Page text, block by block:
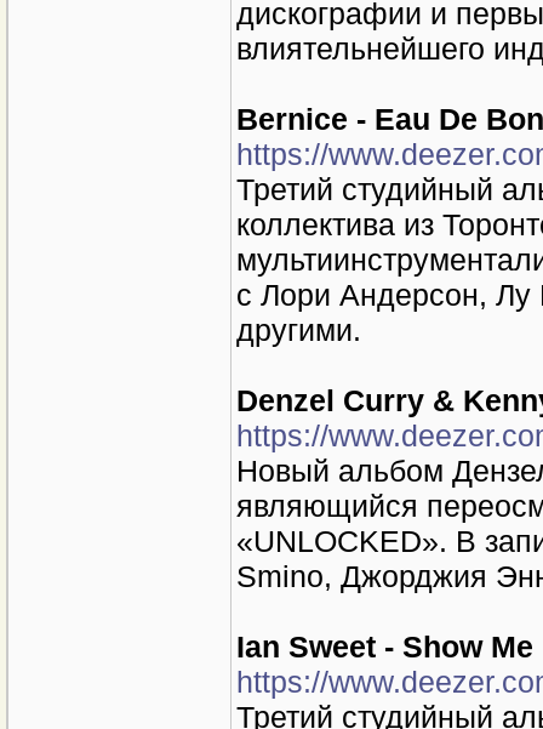
дискографии и
влиятельнейшего
Bernice - Eau De
https://
Третий студийный
коллектива из
с Лори Андерсон,
другими.
Denzel Curry &
https://
Новый альбом
являющийся
«UNLOCKED». В
Smino, Джорджия
Ian Sweet - Show
https://
Третий студийный